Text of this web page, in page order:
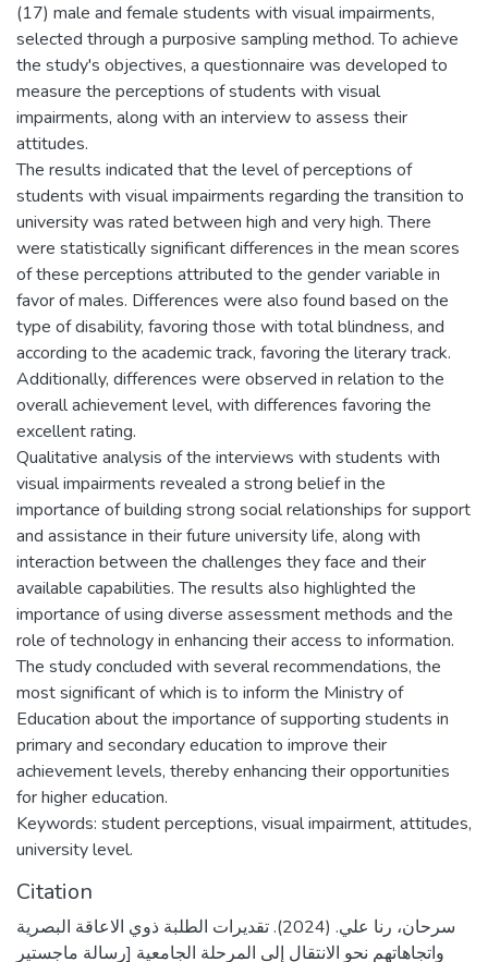
(17) male and female students with visual impairments,
selected through a purposive sampling method. To achieve
the study's objectives, a questionnaire was developed to
measure the perceptions of students with visual
impairments, along with an interview to assess their
attitudes.
The results indicated that the level of perceptions of
students with visual impairments regarding the transition to
university was rated between high and very high. There
were statistically significant differences in the mean scores
of these perceptions attributed to the gender variable in
favor of males. Differences were also found based on the
type of disability, favoring those with total blindness, and
according to the academic track, favoring the literary track.
Additionally, differences were observed in relation to the
overall achievement level, with differences favoring the
excellent rating.
Qualitative analysis of the interviews with students with
visual impairments revealed a strong belief in the
importance of building strong social relationships for support
and assistance in their future university life, along with
interaction between the challenges they face and their
available capabilities. The results also highlighted the
importance of using diverse assessment methods and the
role of technology in enhancing their access to information.
The study concluded with several recommendations, the
most significant of which is to inform the Ministry of
Education about the importance of supporting students in
primary and secondary education to improve their
achievement levels, thereby enhancing their opportunities
for higher education.
Keywords: student perceptions, visual impairment, attitudes,
university level.
Citation
سرحان، رنا علي. (2024). تقديرات الطلبة ذوي الاعاقة البصرية
واتجاهاتهم نحو الانتقال إلى المرحلة الجامعية [رسالة ماجستير